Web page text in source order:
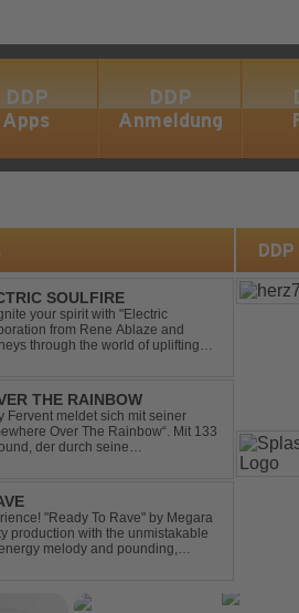
DDP
Apps
DDP
Anmeldung
SOULFIRE
your spirit with "Electric
from Rene Ablaze and
through the world of uplifting
THE RAINBOW
Fervent meldet sich mit seiner
Over The Rainbow“. Mit 133
der durch seine
"Ready To Rave" by Megara
production with the unmistakable
melody and pounding,